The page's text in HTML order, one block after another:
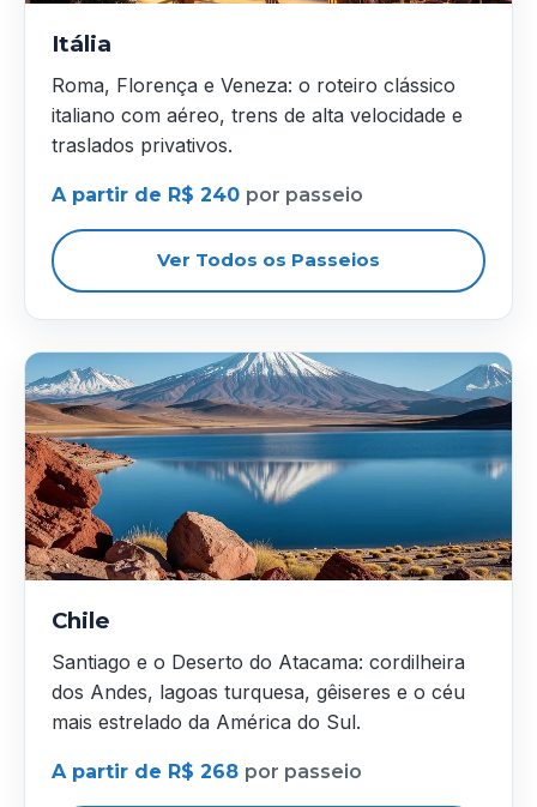
Itália
Roma, Florença e Veneza: o roteiro clássico
italiano com aéreo, trens de alta velocidade e
traslados privativos.
A partir de R$ 240 por passeio
Ver Todos os Passeios
Chile
Santiago e o Deserto do Atacama: cordilheira
dos Andes, lagoas turquesa, gêiseres e o céu
mais estrelado da América do Sul.
A partir de R$ 268 por passeio